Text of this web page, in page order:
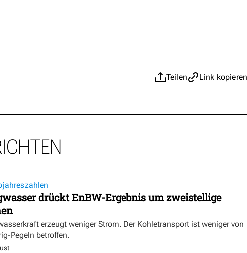
Teilen Link kopieren
drückt EnBW-Ergebnis um zweistellige
erzeugt weniger Strom. Der Kohletransport ist weniger von
Pegeln betroffen.